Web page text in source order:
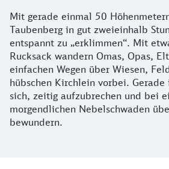
Mit gerade einmal 50
Taubenberg in gut zweieinhalb
entspannt zu „erklimmen“. Mit
Rucksack wandern Omas, Opas,
einfachen Wegen über Wiesen,
hübschen Kirchlein vorbei.
sich, zeitig aufzubrechen und bei
morgendlichen Nebelschwaden
bewundern.